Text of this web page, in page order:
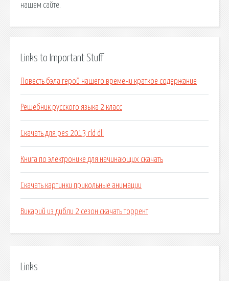
нашем сайте.
Links to Important Stuff
Повесть бэла герой нашего времени краткое содержание
Решебник русского языка 2 класс
Скачать для pes 2013 rld dll
Книга по электронике для начинающих скачать
Скачать картинки прикольные анимации
Викарий из дибли 2 сезон скачать торрент
Links